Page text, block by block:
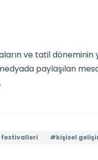
ve tatil döneminin
paylaşılan
#kişisel